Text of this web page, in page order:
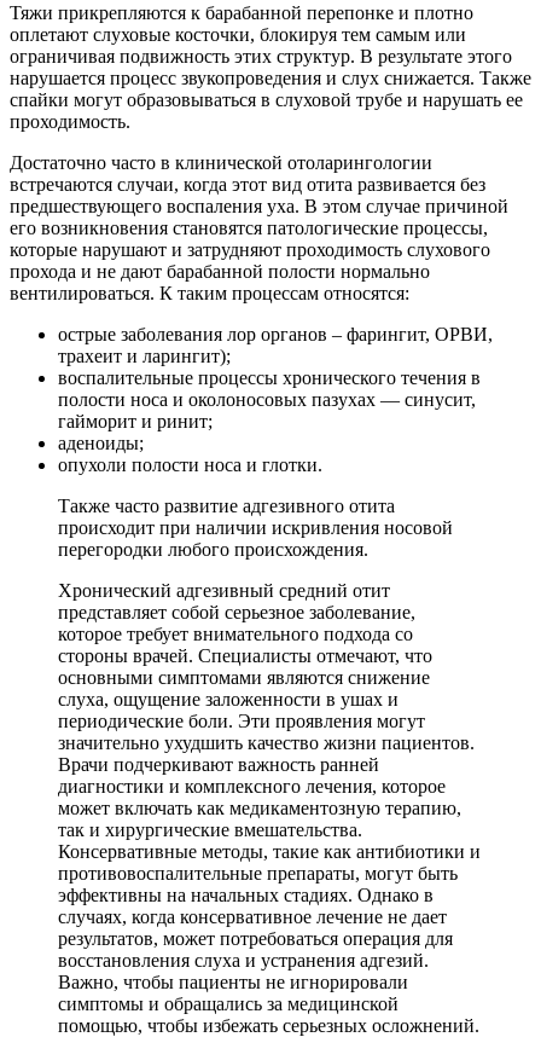
Тяжи прикрепляются к барабанной перепонке и плотно
оплетают слуховые косточки, блокируя тем самым или
ограничивая подвижность этих структур. В результате этого
нарушается процесс звукопроведения и слух снижается. Также
спайки могут образовываться в слуховой трубе и нарушать ее
проходимость.
Достаточно часто в клинической отоларингологии
встречаются случаи, когда этот вид отита развивается без
предшествующего воспаления уха. В этом случае причиной
его возникновения становятся патологические процессы,
которые нарушают и затрудняют проходимость слухового
прохода и не дают барабанной полости нормально
вентилироваться. К таким процессам относятся:
острые заболевания лор органов – фарингит, ОРВИ,
трахеит и ларингит);
воспалительные процессы хронического течения в
полости носа и околоносовых пазухах — синусит,
гайморит и ринит;
аденоиды;
опухоли полости носа и глотки.
Также часто развитие адгезивного отита
происходит при наличии искривления носовой
перегородки любого происхождения.
Хронический адгезивный средний отит
представляет собой серьезное заболевание,
которое требует внимательного подхода со
стороны врачей. Специалисты отмечают, что
основными симптомами являются снижение
слуха, ощущение заложенности в ушах и
периодические боли. Эти проявления могут
значительно ухудшить качество жизни пациентов.
Врачи подчеркивают важность ранней
диагностики и комплексного лечения, которое
может включать как медикаментозную терапию,
так и хирургические вмешательства.
Консервативные методы, такие как антибиотики и
противовоспалительные препараты, могут быть
эффективны на начальных стадиях. Однако в
случаях, когда консервативное лечение не дает
результатов, может потребоваться операция для
восстановления слуха и устранения адгезий.
Важно, чтобы пациенты не игнорировали
симптомы и обращались за медицинской
помощью, чтобы избежать серьезных осложнений.